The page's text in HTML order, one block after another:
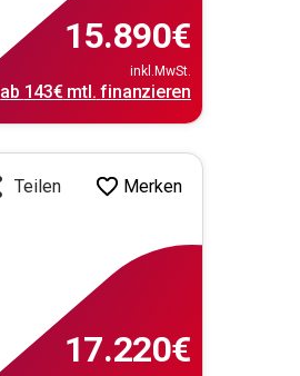
15.890€
inkl.MwSt.
ab 143€mtl. finanzieren
Teilen Merken
17.220€